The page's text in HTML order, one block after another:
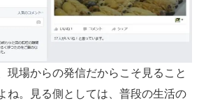
現場からの発信だからこそ見ること
ね。見る側としては、普段の生活の